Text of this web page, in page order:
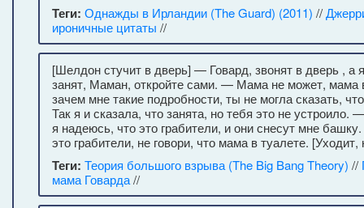
Теги: Однажды в Ирландии (The Guard) (2011) //
ироничные цитаты //
[Шелдон стучит в дверь] — Говард, звонят в дверь , а
занят, Маман, откройте сами. — Мама не может,
зачем мне такие подробности, ты не могла сказать,
Так я и сказала, что занята, но тебя это не устроило.
я надеюсь, что это грабители, и они снесут мне
это грабители, не говори, что мама в туалете.
Теги: Теория большого взрыва (The Big Bang Theory) //
мама Говарда//